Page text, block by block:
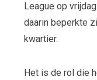
League op
daarin beperkte
kwartier.
Het is de rol die